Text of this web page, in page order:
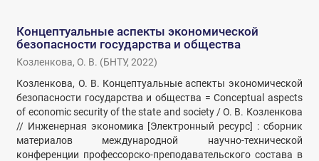
Концептуальные аспекты экономической
безопасности государства и общества
Козленкова, О. В. (БНТУ,2022)
Козленкова, О. В. Концептуальные аспекты экономической
безопасности государства и общества = Conceptual aspects
of economic security of the state and society / О. В. Козленкова
// Инженерная экономика [Электронный ресурс] : сборник
материалов международной научно-технической
конференции профессорско-преподавательского состава в